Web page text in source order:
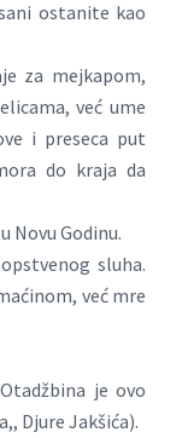
ostanite kao
za mejkapom,
već ume
i preseca put
do kraja da
Novu Godinu.
sluha.
već mre
je ovo
Djure Jakšića).